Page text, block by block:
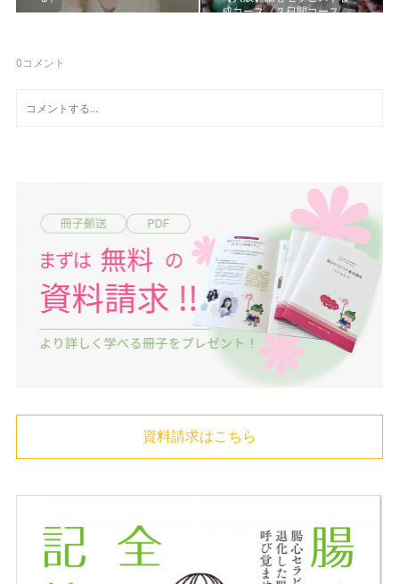
成コース《２日間コース…
0コメント
資料請求はこちら